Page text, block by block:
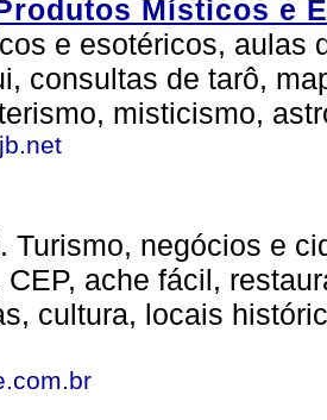
Místicos e
e esotéricos, aulas
consultas de tarô,
misticismo,
Turismo, negócios e
CEP, ache fácil,
cultura, locais